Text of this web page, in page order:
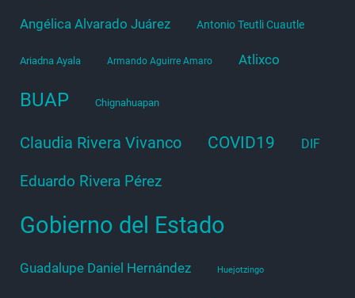
Angélica Alvarado Juárez Antonio Teutli Cuautle
Ariadna Ayala Armando Aguirre Amaro Atlixco
BUAP Chignahuapan
Claudia Rivera Vivanco COVID19 DIF
Eduardo Rivera Pérez
Gobierno del Estado
Guadalupe Daniel Hernández Huejotzingo